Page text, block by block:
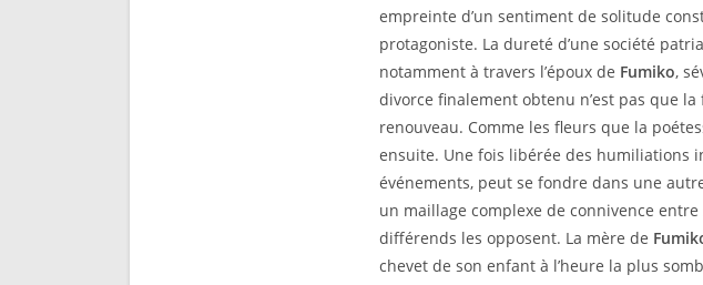
empreinte d’un sentiment de solitude
protagoniste. La dureté d’une société
notamment à travers l’époux de Fumiko,
divorce finalement obtenu n’est pas que la
renouveau. Comme les fleurs que la
ensuite. Une fois libérée des humiliations
événements, peut se fondre dans une
un maillage complexe de connivence
différends les opposent. La mère de
chevet de son enfant à l’heure la plus